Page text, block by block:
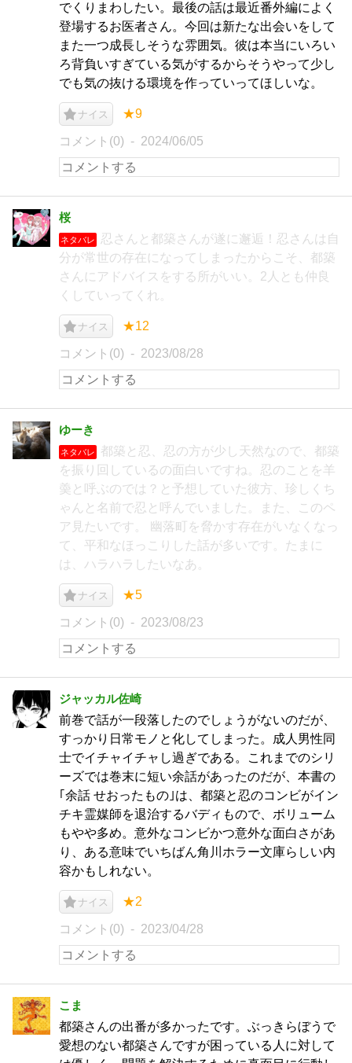
でくりまわしたい。最後の話は最近番外編によく
登場するお医者さん。今回は新たな出会いをして
また一つ成長しそうな雰囲気。彼は本当にいろい
ろ背負いすぎている気がするからそうやって少し
でも気の抜ける環境を作っていってほしいな。
ナイス ★9
コメント(0) 2024/06/05
桜
ネタバレ
忍さんと都築さんが遂に邂逅！忍さんは自
分が常世の存在になってしまったからこそ、都築
さんにアドバイスをする所がいい。2人とも仲良
くしていってくれ。
ナイス ★12
コメント(0) 2023/08/28
ゆーき
ネタバレ
都築と忍、忍の方が少し天然なので、都築
を振り回しているの面白いですね。忍のことを羊
羮と呼ぶのでは？と予想していた彼方、珍しくち
ゃんと名前で忍と呼んでいました。また、このペ
ア見たいです。 幽落町を脅かす存在がいなくなっ
て、平和なほっこりした話が多いです。たまに
は、ハラハラしたいなあ。
ナイス ★5
コメント(0) 2023/08/23
ジャッカル佐崎
前巻で話が一段落したのでしょうがないのだが、
すっかり日常モノと化してしまった。成人男性同
士でイチャイチャし過ぎである。これまでのシリ
ーズでは巻末に短い余話があったのだが、本書の
｢余話 せおったもの｣は、都築と忍のコンビがイン
チキ霊媒師を退治するバディもので、ボリューム
もやや多め。意外なコンビかつ意外な面白さがあ
り、ある意味でいちばん角川ホラー文庫らしい内
容かもしれない。
ナイス ★2
コメント(0) 2023/04/28
こま
都築さんの出番が多かったです。ぶっきらぼうで
愛想のない都築さんですが困っている人に対して